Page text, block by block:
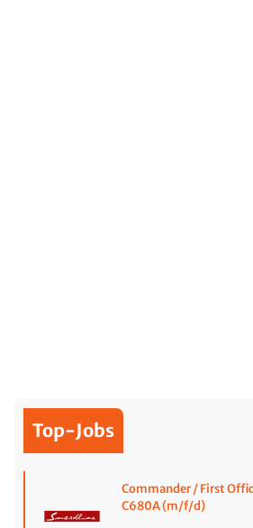
Top-Jobs
Commander / First
C680A (m/f/d)